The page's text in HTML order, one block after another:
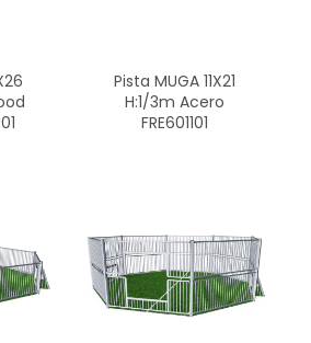
Pista MUGA 11X21
H:1/3m Acero
FRE601101